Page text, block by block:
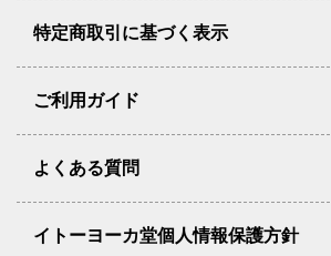
特定商取引に基づく表示
ご利用ガイド
よくある質問
イトーヨーカ堂個人情報保護方針